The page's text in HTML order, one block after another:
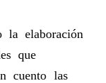
la elaboración
que
cuento las